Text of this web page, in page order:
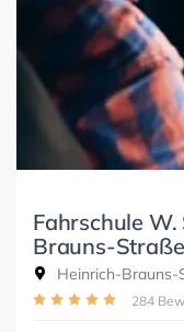
Fahrschule
Brauns-Straße
Heinrich-Brauns-
284